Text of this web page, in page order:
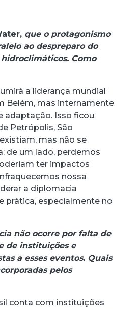
que o protagonismo
ao despreparo do
Como
a liderança mundial
Belém, mas internamente
adaptação. Isso ficou
Petrópolis, São
mas não se
de um lado, perdemos
ter impactos
nossa
a diplomacia
prática, especialmente no
não ocorre por falta de
de instituições e
a esses eventos. Quais
pelos
conta com instituições